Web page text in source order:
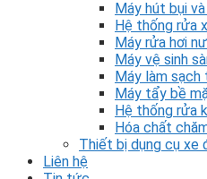
Máy hút bụi
Hệ thống rửa
Máy rửa hơi
Máy vệ sinh
Máy làm sạch
Máy tẩy bề
Hệ thống rửa
Hóa chất
Thiết bị dụng cụ xe
Liên hệ